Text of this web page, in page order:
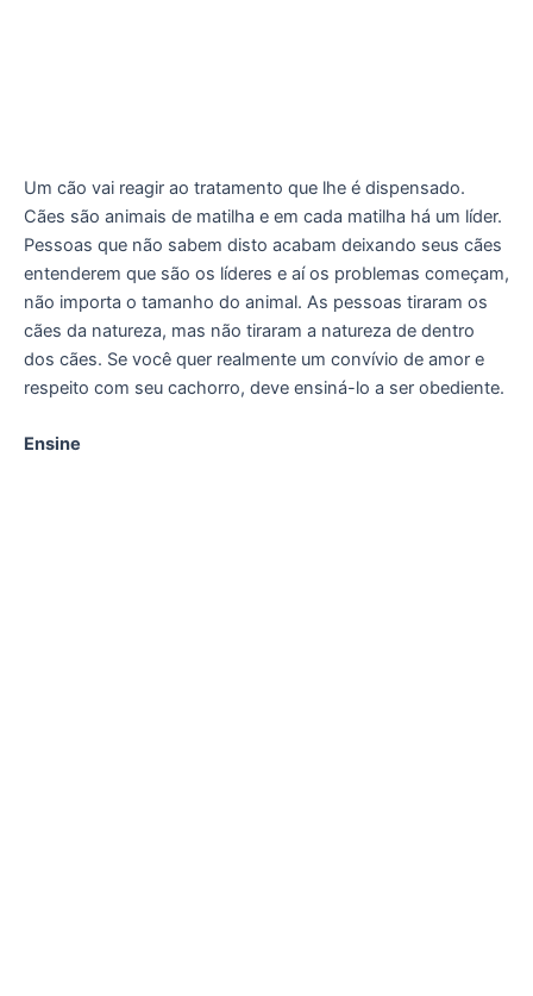
Um cão vai reagir ao tratamento que lhe é dispensado.
Cães são animais de matilha e em cada matilha há um líder.
Pessoas que não sabem disto acabam deixando seus cães
entenderem que são os líderes e aí os problemas começam,
não importa o tamanho do animal. As pessoas tiraram os
cães da natureza, mas não tiraram a natureza de dentro
dos cães. Se você quer realmente um convívio de amor e
respeito com seu cachorro, deve ensiná-lo a ser obediente.
Ensine